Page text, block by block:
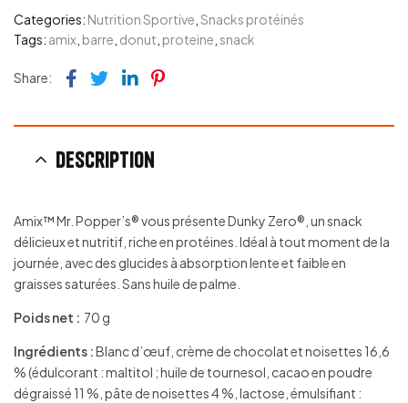
Categories: Nutrition Sportive Snacks protéinés
Tags: amix barre donut proteine snack
Share: Facebook
TwitterLinkedin
Pinterest
Description
Amix™ Mr. Popper’s® vous présente Dunky Zero®, un snack
délicieux et nutritif, riche en protéines. Idéal à tout moment de la
journée, avec des glucides à absorption lente et faible en
graisses saturées. Sans huile de palme.
Poids net : 70 g
Ingrédients :Blanc d’œuf, crème de chocolat et noisettes 16,6
% (édulcorant : maltitol ; huile de tournesol, cacao en poudre
dégraissé 11 %, pâte de noisettes 4 %, lactose, émulsifiant :